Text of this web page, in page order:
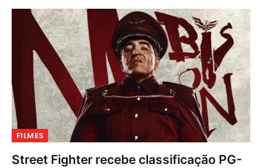
FILMES
Street Fighter recebe classificação PG-